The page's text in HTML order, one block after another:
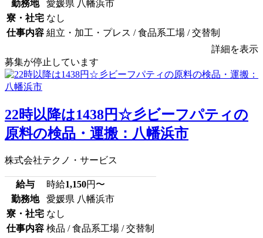
勤務地
愛媛県 八幡浜市
寮・社宅 なし
仕事内容 組立・加工・プレス / 食品系工場 / 交替制
詳細を表示
募集が停止しています
22時以降は1438円☆彡ビーフパティの
原料の検品・運搬：八幡浜市
株式会社テクノ・サービス
給与 時給1,150円〜
勤務地
愛媛県 八幡浜市
寮・社宅 なし
仕事内容 検品 / 食品系工場 / 交替制